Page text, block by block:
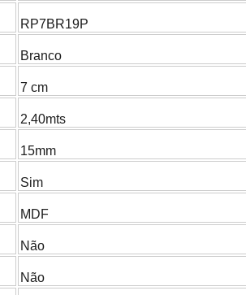
RP7BR19P
Branco
7 cm
2,40mts
15mm
Sim
MDF
Não
Não